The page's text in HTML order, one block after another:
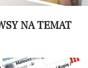
NA TEMAT